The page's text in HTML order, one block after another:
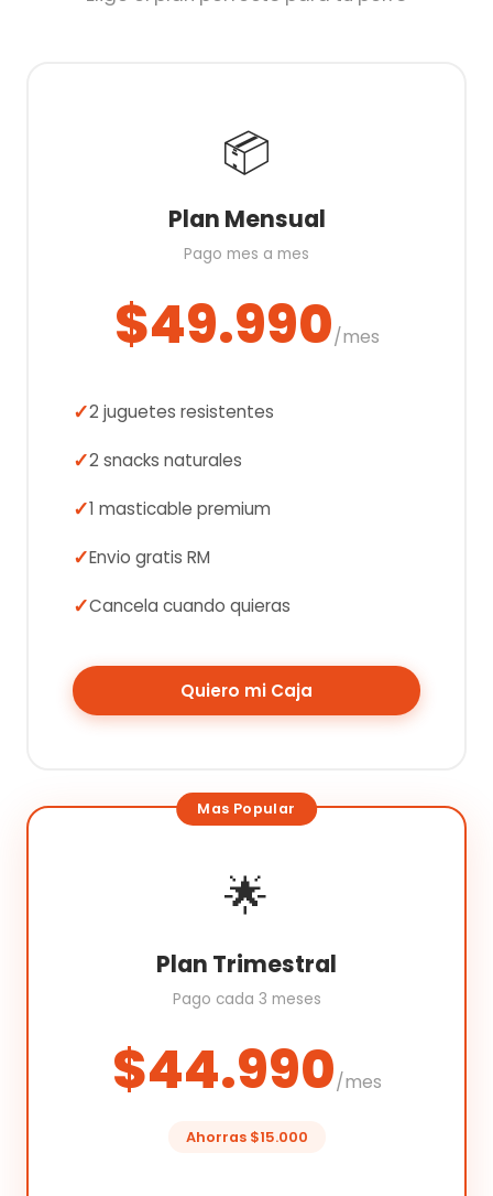
📦
Plan Mensual
Pago mes a mes
$49.990/mes
2 juguetes resistentes
2 snacks naturales
1 masticable premium
Envio gratis RM
Cancela cuando quieras
Quiero mi Caja
🌟
Plan Trimestral
Pago cada 3 meses
$44.990/mes
Ahorras $15.000